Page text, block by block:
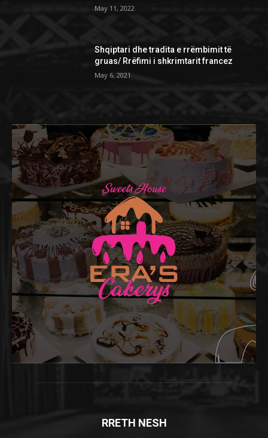
May 11, 2022
Shqiptari dhe tradita e rrëmbimit të
gruas/ Rrëfimi i shkrimtarit francez
May 6, 2021
RRETH NESH